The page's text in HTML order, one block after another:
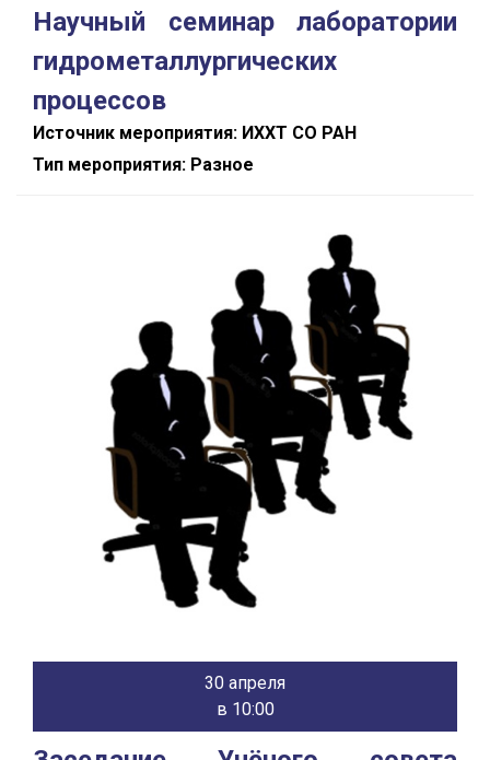
Научный семинар лаборатории
гидрометаллургических
процессов
Источник мероприятия: ИХХТ СО РАН
Тип мероприятия: Разное
30 апреля
в 10:00